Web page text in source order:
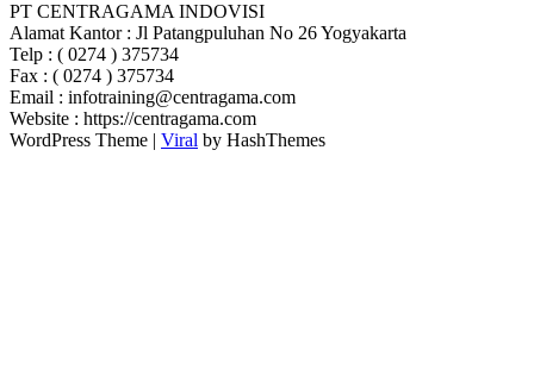
PT CENTRAGAMA INDOVISI
Alamat Kantor : Jl Patangpuluhan No 26 Yogyakarta
Telp : ( 0274 ) 375734
Fax : ( 0274 ) 375734
Email : infotraining@centragama.com
Website : https://centragama.com
WordPress Theme | Viral by HashThemes